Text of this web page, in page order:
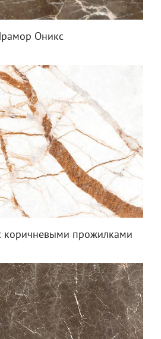
Оникс
коричневыми прожилками